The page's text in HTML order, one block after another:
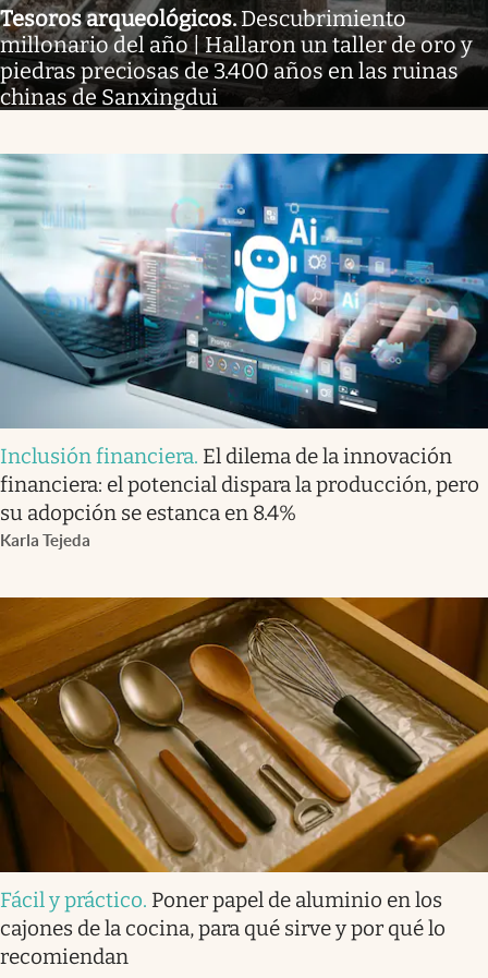
Tesoros arqueológicos.Descubrimiento
millonario del año | Hallaron un taller de oro y
piedras preciosas de 3.400 años en las ruinas
chinas de Sanxingdui
Inclusión financiera. El dilema de la innovación
financiera: el potencial dispara la producción, pero
su adopción se estanca en 8.4%
Karla Tejeda
Fácil y práctico. Poner papel de aluminio en los
cajones de la cocina, para qué sirve y por qué lo
recomiendan